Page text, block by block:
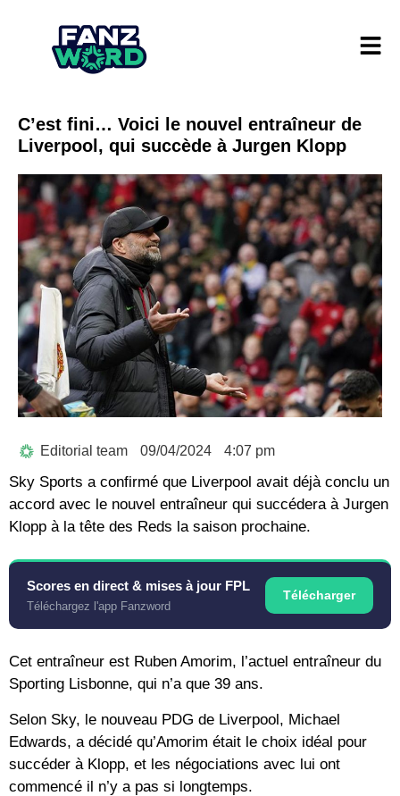
C’est fini… Voici le nouvel entraîneur de
Liverpool, qui succède à Jurgen Klopp
Editorial team 09/04/2024 4:07 pm
Sky Sports a confirmé que Liverpool avait déjà conclu un
accord avec le nouvel entraîneur qui succédera à Jurgen
Klopp à la tête des Reds la saison prochaine.
Scores en direct & mises à jour FPL
Téléchargez l'app Fanzword
Télécharger
Cet entraîneur est Ruben Amorim, l’actuel entraîneur du
Sporting Lisbonne, qui n’a que 39 ans.
Selon Sky, le nouveau PDG de Liverpool, Michael
Edwards, a décidé qu’Amorim était le choix idéal pour
succéder à Klopp, et les négociations avec lui ont
commencé il n’y a pas si longtemps.